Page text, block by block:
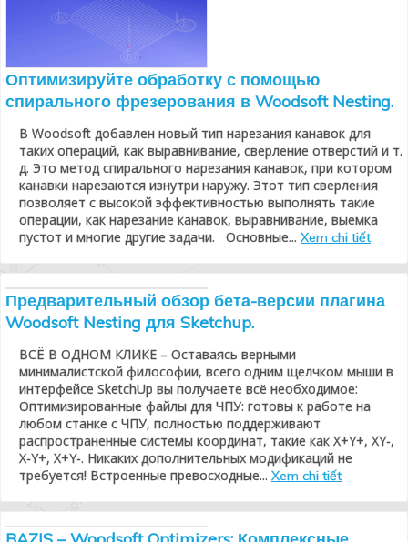
Оптимизируйте обработку с помощью
спирального фрезерования в Woodsoft Nesting.
В Woodsoft добавлен новый тип нарезания канавок для
таких операций, как выравнивание, сверление отверстий и т.
д. Это метод спирального нарезания канавок, при котором
канавки нарезаются изнутри наружу. Этот тип сверления
позволяет с высокой эффективностью выполнять такие
операции, как нарезание канавок, выравнивание, выемка
пустот и многие другие задачи. Основные... Xem chi tiết
Предварительный обзор бета-версии плагина
Woodsoft Nesting для Sketchup.
ВСЁ В ОДНОМ КЛИКЕ – Оставаясь верными
минималистской философии, всего одним щелчком мыши в
интерфейсе SketchUp вы получаете всё необходимое:
Оптимизированные файлы для ЧПУ: готовы к работе на
любом станке с ЧПУ, полностью поддерживают
распространенные системы координат, такие как X+Y+, XY-,
X-Y+, X+Y-. Никаких дополнительных модификаций не
требуется! Встроенные превосходные... Xem chi tiết